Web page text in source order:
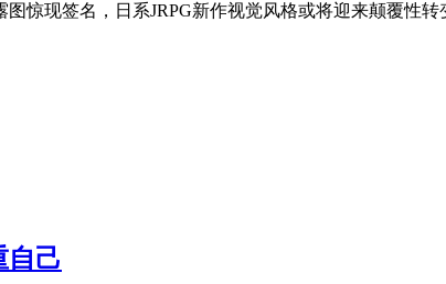
惊现签名，日系JRPG新作视觉风格或将迎来颠覆性转
自己